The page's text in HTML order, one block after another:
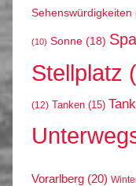
Sehenswürdigkeiten
(10) Sonne (18)
Stellplatz
(12) Tanken (15)
Vorarlberg (20)